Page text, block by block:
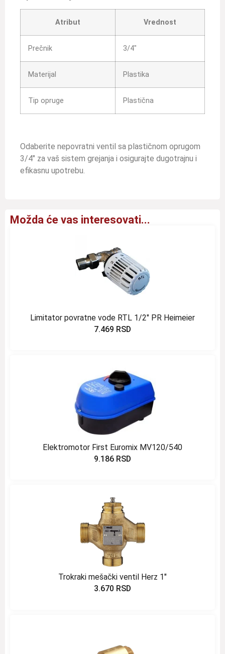
Atribut Vrednost
Prečnik 3/4″
Materijal Plastika
Tip opruge Plastična
Odaberite nepovratni ventil sa plastičnom oprugom
3/4″ za vaš sistem grejanja i osigurajte dugotrajnu i
efikasnu upotrebu.
Možda će vas interesovati...
Limitator povratne vode RTL 1/2″ PR Heimeier
7.469 RSD
Elektromotor First Euromix MV120/540
9.186 RSD
Trokraki mešački ventil Herz 1″
3.670 RSD